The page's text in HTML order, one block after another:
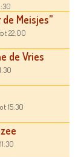
Meisjes”
22:00
de Vries
15:30